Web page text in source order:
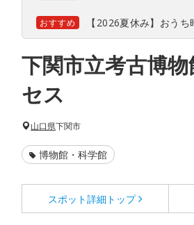
おすすめ 【2026夏休み】おう
下関市立考古博
セス
山口県下関市
博物館・科学館
スポット詳細 トップ